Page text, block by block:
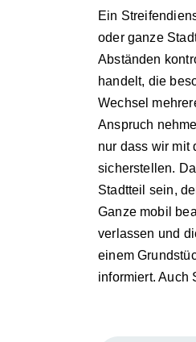
Ein
oder ganze
Abständen
handelt, die
Wechsel
Anspruch
nur dass wir mit
sicherstellen.
Stadtteil sein,
Ganze mobil
verlassen und
einem
informiert. Auch